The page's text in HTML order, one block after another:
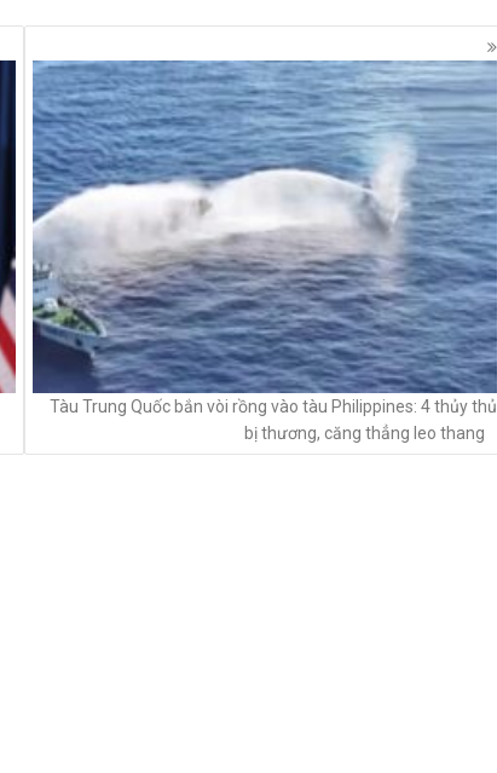
Tàu Trung Quốc bắn vòi rồng vào tàu Philippines: 4 thủy thủ
bị thương, căng thẳng leo thang